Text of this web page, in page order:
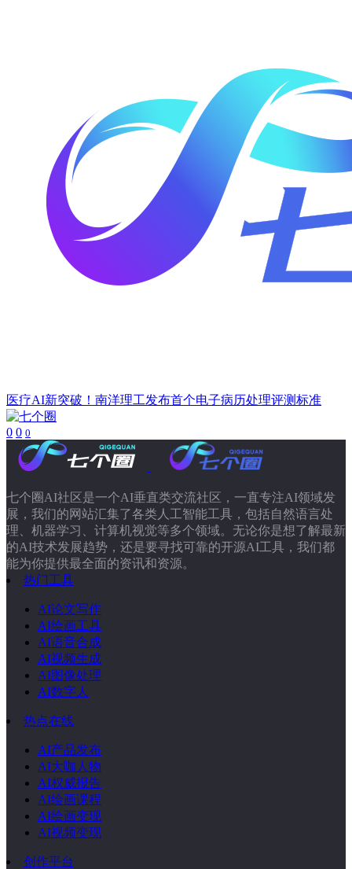
医疗AI新突破！南洋理工发布首个电子病历处理评测标准
0 0 0
七个圈AI社区是一个AI垂直类交流社区，一直专注AI领域发
展，我们的网站汇集了各类人工智能工具，包括自然语言处
理、机器学习、计算机视觉等多个领域。无论你是想了解最新
的AI技术发展趋势，还是要寻找可靠的开源AI工具，我们都
能为你提供最全面的资讯和资源。
热门工具
AI论文写作
AI绘画工具
AI语音合成
AI视频生成
AI图像处理
AI数字人
热点在线
AI产品发布
AI大咖人物
AI权威报告
AI绘画课程
AI绘画变现
AI视频变现
创作平台